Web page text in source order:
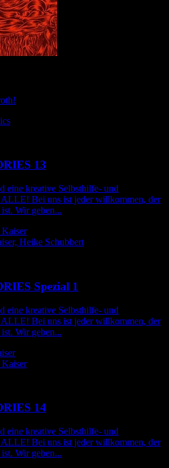
13
eine kreative Selbsthilfe- und
Bei uns ist jeder willkommen, der
Wir geben...
Heike Schubbert
Spezial 1
eine kreative Selbsthilfe- und
Bei uns ist jeder willkommen, der
Wir geben...
14
eine kreative Selbsthilfe- und
Bei uns ist jeder willkommen, der
Wir geben...